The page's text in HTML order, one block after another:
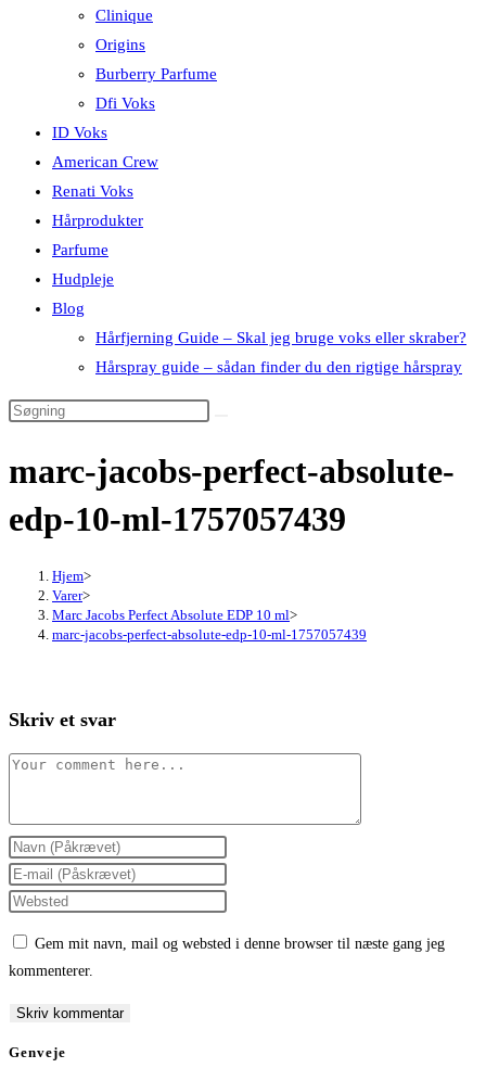
Clinique
Origins
Burberry Parfume
Dfi Voks
ID Voks
American Crew
Renati Voks
Hårprodukter
Parfume
Hudpleje
Blog
Hårfjerning Guide – Skal jeg bruge voks eller skraber?
Hårspray guide – sådan finder du den rigtige hårspray
marc-jacobs-perfect-absolute-
edp-10-ml-1757057439
Hjem>
Varer>
Marc Jacobs Perfect Absolute EDP 10 ml>
marc-jacobs-perfect-absolute-edp-10-ml-1757057439
Skriv et svar
Comment
Enter
your
name
comment
Enter
your
comment
Enter
(optional)
Gem mit navn, mail og websted i denne browser til næste gang jeg
kommenterer.
Genveje